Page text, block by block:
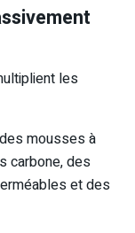
les
mousses à
carbone, des
et des